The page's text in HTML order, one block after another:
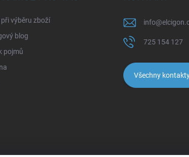
při výběru zboží
blog
pojmů
info@
725 154 127
Všechny